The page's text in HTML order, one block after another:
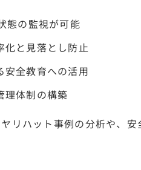
態の監視が可能
化と見落とし防止
安全教育への活用
理体制の構築
リハット事例の分析や、